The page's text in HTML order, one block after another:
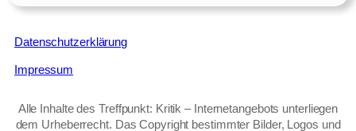
Datenschutzerklärung
Impressum
Alle Inhalte des Treffpunkt: Kritik – Internetangebots unterliegen
dem Urheberrecht. Das Copyright bestimmter Bilder, Logos und